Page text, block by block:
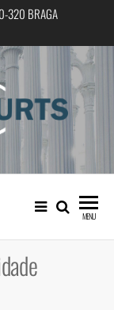
320 BRAGA
cultural na
MENU